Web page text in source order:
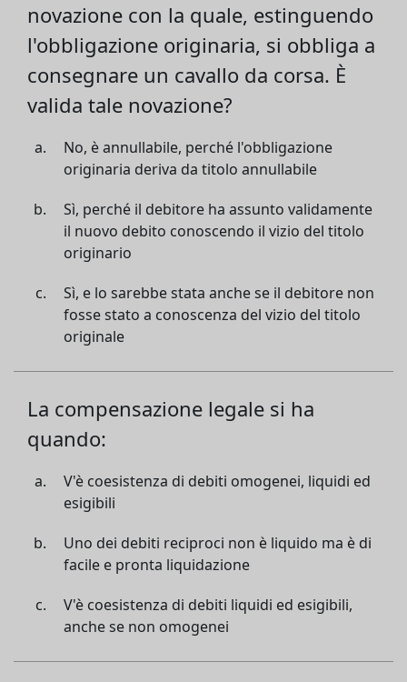
novazione con la quale, estinguendo
l'obbligazione originaria, si obbliga a
consegnare un cavallo da corsa. È
valida tale novazione?
No, è annullabile, perché l'obbligazione
originaria deriva da titolo annullabile
Sì, perché il debitore ha assunto validamente
il nuovo debito conoscendo il vizio del titolo
originario
Sì, e lo sarebbe stata anche se il debitore non
fosse stato a conoscenza del vizio del titolo
originale
La compensazione legale si ha
quando:
V'è coesistenza di debiti omogenei, liquidi ed
esigibili
Uno dei debiti reciproci non è liquido ma è di
facile e pronta liquidazione
V'è coesistenza di debiti liquidi ed esigibili,
anche se non omogenei